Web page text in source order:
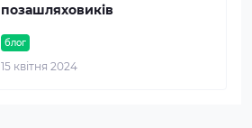
блог
15 квітня 2024
позашляховиків